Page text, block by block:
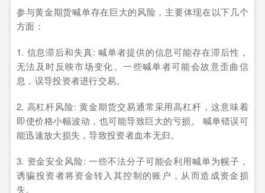
参与黄金期货喊单存在巨大的风险，主要体现在以下几个
方面：
1. 信息滞后和失真: 喊单者提供的信息可能存在滞后性，
无法及时反映市场变化。一些喊单者可能会故意歪曲信
息，误导投资者进行交易。
2. 高杠杆风险: 黄金期货交易通常采用高杠杆，这意味着
即使价格小幅波动，也可能导致巨大的亏损。 喊单错误可
能迅速放大损失，导致投资者血本无归。
3. 资金安全风险: 一些不法分子可能会利用喊单为幌子，
诱骗投资者将资金转入其控制的账户，从而造成资金损
失。